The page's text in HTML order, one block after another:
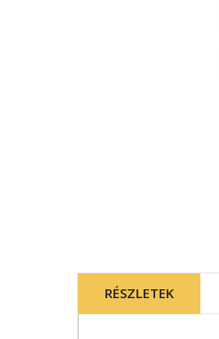
a
képgaléria
RÉSZLETEK